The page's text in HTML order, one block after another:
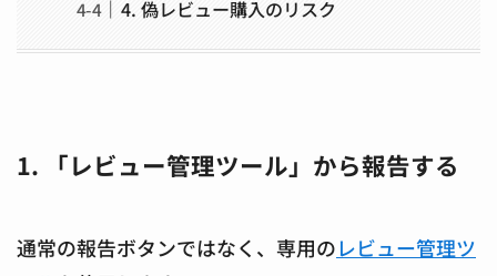
4. 偽レビュー購入のリスク
1. 「レビュー管理ツール」から報告する
通常の報告ボタンではなく、専用のレビュー管理ツ